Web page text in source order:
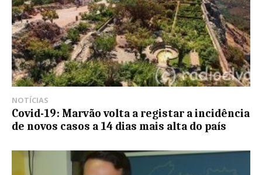
NOTÍCIAS
Covid-19: Marvão volta a registar a incidência
de novos casos a 14 dias mais alta do país